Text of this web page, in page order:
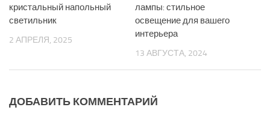
кристальный напольный
светильник
2 АПРЕЛЯ, 2025
лампы: стильное
освещение для вашего
интерьера
13 АВГУСТА, 2024
ДОБАВИТЬ КОММЕНТАРИЙ